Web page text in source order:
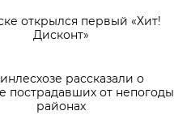
открылся первый «Хит!
Дисконт»
рассказали о
пострадавших от непогоды
районах